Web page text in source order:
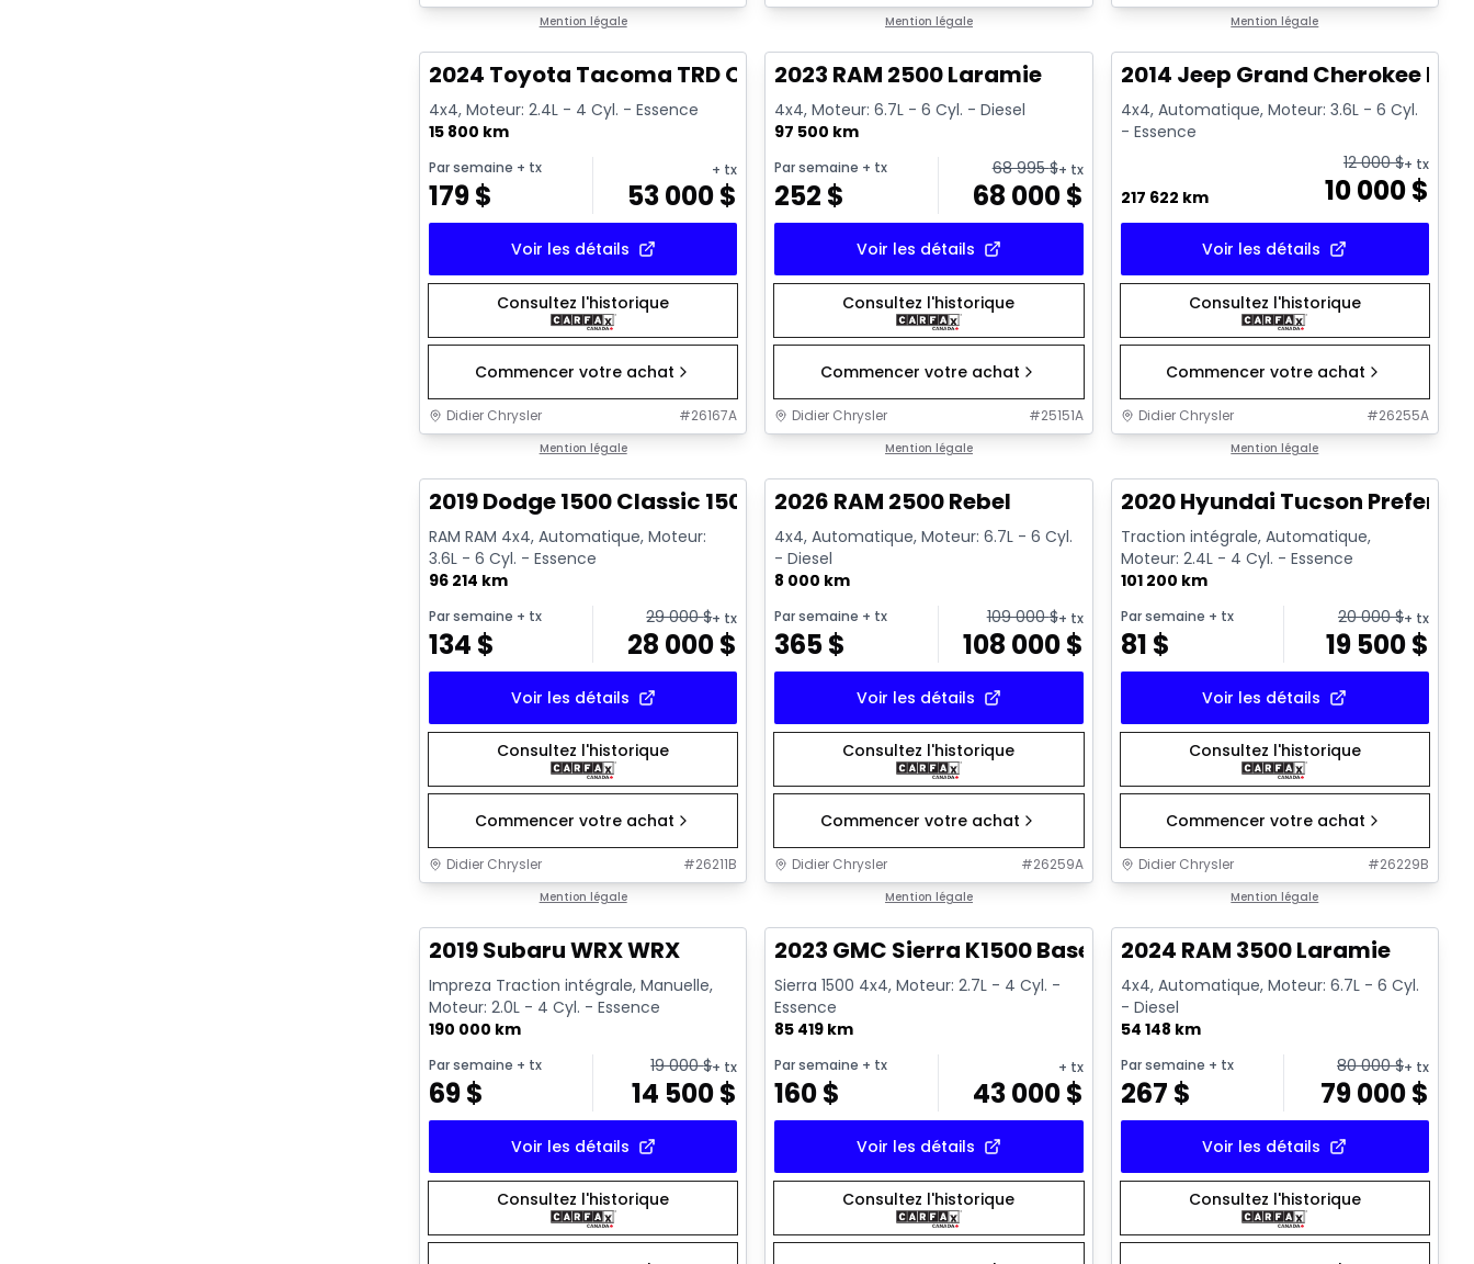
Mention légale Mention légale Mention légale
Très bonne offre
2024 Toyota Tacoma TRD Offroad Premium
4x4, Moteur: 2.4L - 4 Cyl. - Essence
15 800 km
Par semaine + tx
179$
+ tx
53 000$
Voir les détails
Consultez l'historique
Commencer votre achat
Didier Chrysler #26167A
Mention légale
Très bonne offre
2023 RAM 2500 Laramie
4x4, Moteur: 6.7L - 6 Cyl. - Diesel
97 500 km
Par semaine + tx
252 $
68 995$+ tx
68 000$
Voir les détails
Consultez l'historique
Commencer votre achat
Didier Chrysler #25151A
Mention légale
Très bonne offre
2014 Jeep Grand Cherokee
4x4, Automatique, Moteur: 3.6L - 6 Cyl.
- Essence
217 622 km 10 000$
12 000$+ tx
Voir les détails
Consultez l'historique
Commencer votre achat
Didier Chrysler #26255A
Mention légale
Très bonne offre
2019 Dodge 1500 Classic 1500 Express
RAM RAM 4x4, Automatique, Moteur:
3.6L - 6 Cyl. - Essence
96 214 km
Par semaine + tx
134 $
29 000$+ tx
28 000$
Voir les détails
Consultez l'historique
Commencer votre achat
Didier Chrysler #26211B
Mention légale
Très bonne offre
2026 RAM 2500 Rebel
4x4, Automatique, Moteur: 6.7L - 6 Cyl.
- Diesel
8 000 km
Par semaine + tx
365$
109 000$+ tx
108 000$
Voir les détails
Consultez l'historique
Commencer votre achat
Didier Chrysler #26259A
Mention légale
Très bonne offre
2020 Hyundai Tucson
Traction intégrale, Automatique,
Moteur: 2.4L - 4 Cyl. - Essence
101 200 km
Par semaine + tx
81 $
20 000$+ tx
19 500$
Voir les détails
Consultez l'historique
Commencer votre achat
Didier Chrysler #26229B
Mention légale
Très bonne offre
2019 Subaru WRX WRX
Impreza Traction intégrale, Manuelle,
Moteur: 2.0L - 4 Cyl. - Essence
190 000 km
Par semaine + tx
69$
19 000$+ tx
14 500$
Voir les détails
Consultez l'historique
Très bonne offre
2023 GMC Sierra K1500 Base
Sierra 1500 4x4, Moteur: 2.7L - 4 Cyl. -
Essence
85 419 km
Par semaine + tx
160$
+ tx
43 000$
Voir les détails
Consultez l'historique
Très bonne offre
2024 RAM 3500 Laramie
4x4, Automatique, Moteur: 6.7L - 6 Cyl.
- Diesel
54 148 km
Par semaine + tx
267 $
80 000$+ tx
79 000$
Voir les détails
Consultez l'historique